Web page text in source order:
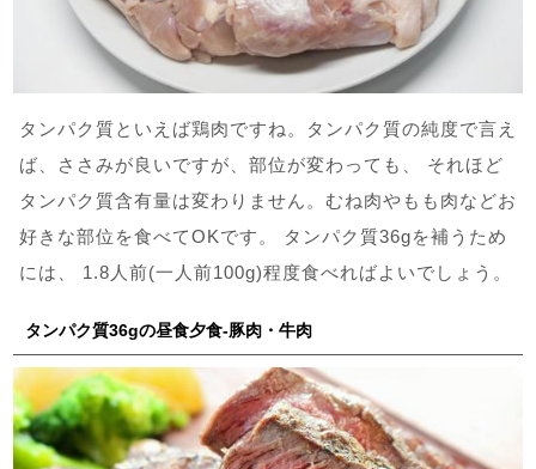
タンパク質といえば鶏肉ですね。タンパク質の純度で言え
ば、ささみが良いですが、部位が変わっても、 それほど
タンパク質含有量は変わりません。むね肉やもも肉などお
好きな部位を食べてOKです。 タンパク質36gを補うため
には、 1.8人前(一人前100g)程度食べればよいでしょう。
タンパク質36gの昼食夕食-豚肉・牛肉